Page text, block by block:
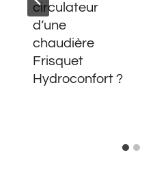
circulateur
d’une
chaudière
Frisquet
Hydroconfort ?